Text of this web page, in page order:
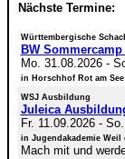
Nächste Termine:
Württembergische
BW Sommercamp
Mo. 31.08.2026-
in Horschhof Rot am See
WSJ Ausbildung
Juleica
Fr. 11.09.2026-
in Jugendakademie Weil
Mach mit und